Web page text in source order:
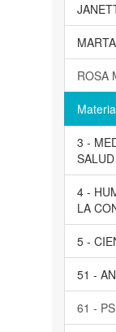
ROSA
Materia
3 -
4 -
LA
5 -
51 -
61 -